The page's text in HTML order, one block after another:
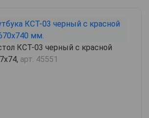
КСТ-03 черный с красной
арт. 45551